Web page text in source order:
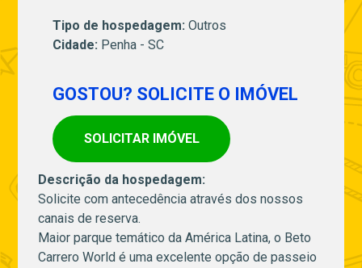
Tipo de hospedagem: Outros
Cidade: Penha - SC
GOSTOU? SOLICITE O IMÓVEL
SOLICITAR IMÓVEL
Descrição da hospedagem:
Solicite com antecedência através dos nossos
canais de reserva.
Maior parque temático da América Latina, o Beto
Carrero World é uma excelente opção de passeio